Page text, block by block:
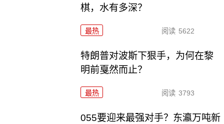
棋，水有多深？
最热 阅读 5622
特朗普对波斯下狠手，为何在黎
明前戛然而止？
最热 阅读 3793
055要迎来最强对手？东瀛万吨新